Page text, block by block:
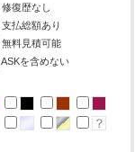
修復歴なし
支払総額あり
無料見積可能
ASKを含めない